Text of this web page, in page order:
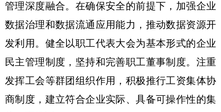
管理深度融合。在确保安全的前提下，加强企业
数据治理和数据流通应用能力，推动数据资源开
发利用。健全以职工代表大会为基本形式的企业
民主管理制度，坚持和完善职工董事制度。注重
发挥工会等群团组织作用，积极推行工资集体协
商制度，建立符合企业实际、具备可操作性的集